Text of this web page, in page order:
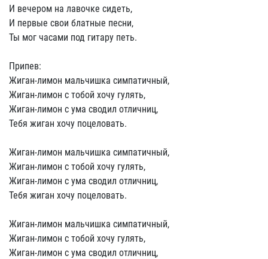
И вечером на лавочке сидеть,
И первые свои блатные песни,
Ты мог часами под гитару петь.
Припев:
Жиган-лимон мальчишка симпатичный,
Жиган-лимон с тобой хочу гулять,
Жиган-лимон с ума сводил отличниц,
Тебя жиган хочу поцеловать.
Жиган-лимон мальчишка симпатичный,
Жиган-лимон с тобой хочу гулять,
Жиган-лимон с ума сводил отличниц,
Тебя жиган хочу поцеловать.
Жиган-лимон мальчишка симпатичный,
Жиган-лимон с тобой хочу гулять,
Жиган-лимон с ума сводил отличниц,